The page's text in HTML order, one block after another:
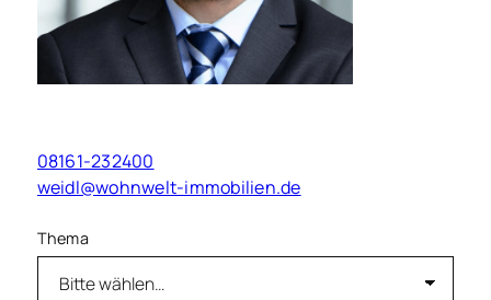
08161-232400
weidl@wohnwelt-immobilien.de
Thema